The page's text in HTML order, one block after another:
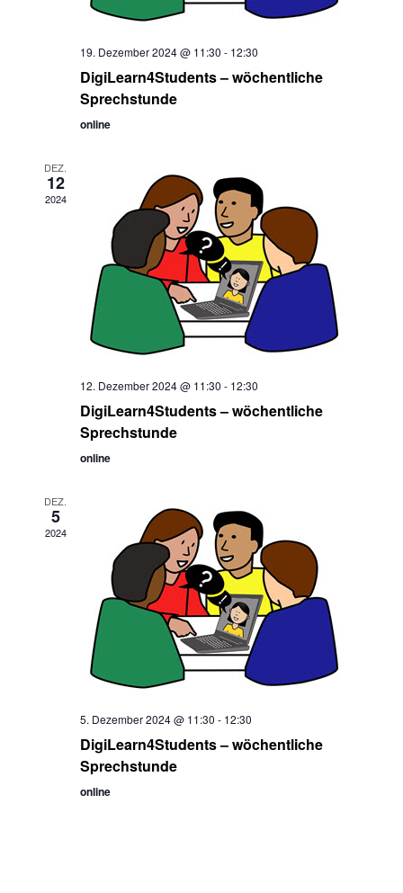
19. Dezember 2024 @ 11:30 - 12:30
DigiLearn4Students – wöchentliche
Sprechstunde
online
DEZ.
12
2024
12. Dezember 2024 @ 11:30 - 12:30
DigiLearn4Students – wöchentliche
Sprechstunde
online
DEZ.
5
2024
5. Dezember 2024 @ 11:30 - 12:30
DigiLearn4Students – wöchentliche
Sprechstunde
online